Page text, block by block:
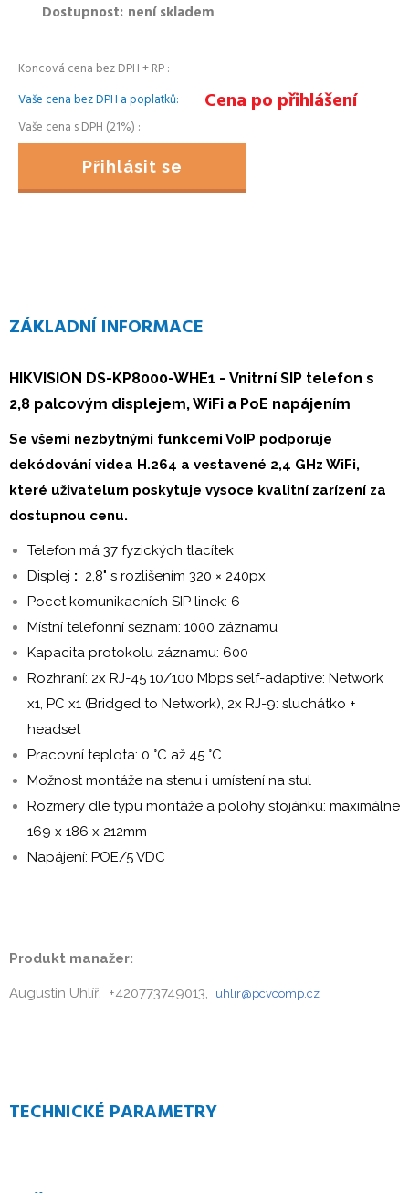
Dostupnost není skladem
Koncová cena bez DPH + RP
Vaše cena bez DPH a poplatků
Cena po přihlášení
Vaše cena s DPH (21%)
Přihlásit se
ZÁKLADNÍ INFORMACE
HIKVISION DS-KP8000-WHE1 - Vnitrní SIP telefon s
2,8 palcovým displejem, WiFi a PoE napájením
Se všemi nezbytnými funkcemi VoIP podporuje
dekódování videa H.264 a vestavené 2,4 GHz WiFi,
které uživatelum poskytuje vysoce kvalitní zarízení za
dostupnou cenu.
Telefon má 37 fyzických tlacítek
Displej : 2,8" s rozlišením 320 × 240px
Pocet komunikacních SIP linek: 6
Místní telefonní seznam: 1000 záznamu
Kapacita protokolu záznamu: 600
Rozhraní: 2x RJ-45 10/100 Mbps self-adaptive: Network
x1, PC x1 (Bridged to Network), 2x RJ-9: sluchátko +
headset
Pracovní teplota: 0 °C až 45 °C
Možnost montáže na stenu i umístení na stul
Rozmery dle typu montáže a polohy stojánku: maximálne
169 x 186 x 212mm
Napájení: POE/5 VDC
Produkt manažer:
Augustin Uhlíř, +420773749013, uhlir@pcvcomp.cz
TECHNICKÉ PARAMETRY